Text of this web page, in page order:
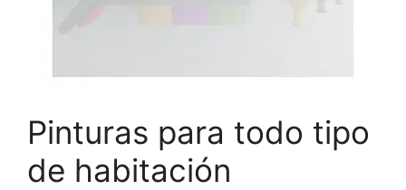
Pinturas para todo tipo
de habitación